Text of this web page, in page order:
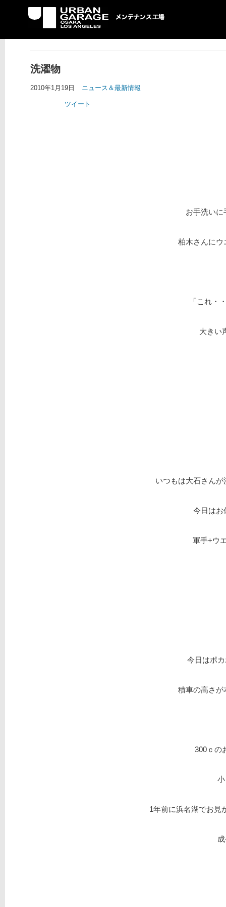
UG メンテナンス工場
洗濯物
2010年1月19日 ニュース＆最新情報
ツイート
お手洗いに
柏木さんにウ
「これ・
大きい
いつもは大石さん
今日は
軍手+ウ
今日はポ
積車の高さが
300ｃの
1年前に浜名湖でお見